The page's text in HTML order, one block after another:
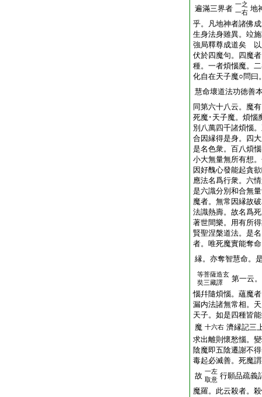
遍滿三界者 一之
一右 地
乎。凡地神者諸佛
生身法身雖異。竝
強局釋尊成道矣 以
伏於四魔句。四魔
種。一者煩惱魔。
化自在天子魔○問曰
慧命壞道法功徳善
同第六十八云。魔
死魔･天子魔。煩惱
別八萬四千諸煩惱
合因縁得是身。四
是名色衆。百八煩
小大無量無所有想
因好醜心發能起貪
應法名爲行衆。六
是六識分別和合無
魔者。無常因縁故
法識熱壽。故名爲
著世間樂。用有所
賢聖涅槃道法。是
者。唯死魔實能奪
縁。亦奪智慧命。
等菩薩造玄
奘三藏譯
第一云
惱幷隨煩惱。蘊魔
漏内法諸無常相。
天子。如是四種皆
魔 十六右 濟縁記三
求出離則懷愁惱。
陰魔即五陰遷謝不
毒起必滅善。死魔
故 一左
取意 行願品疏義
魔羅。此云殺者。